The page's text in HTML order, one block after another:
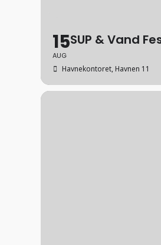
15
AUG
SUP & Vand
Havnekontoret, Havnen 11